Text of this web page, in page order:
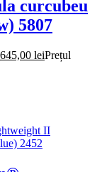
curcubeu
5807
645,00 leiPrețul